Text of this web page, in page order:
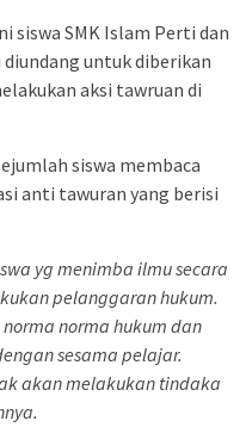
siswa SMK Islam Perti dan
diundang untuk diberikan
aksi tawruan di
siswa membaca
anti tawuran yang berisi
yg menimba ilmu secara
pelanggaran hukum.
norma hukum dan
sesama pelajar.
akan melakukan tindaka